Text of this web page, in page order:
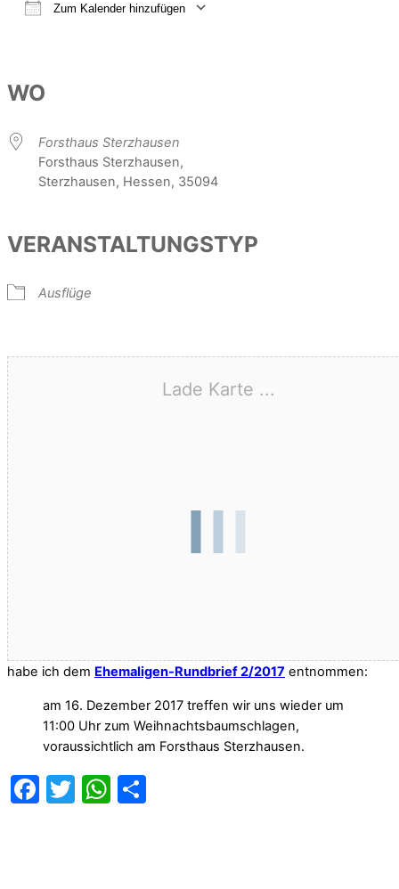
Zum Kalender hinzufügen
WO
Forsthaus Sterzhausen
Forsthaus Sterzhausen,
Sterzhausen, Hessen, 35094
VERANSTALTUNGSTYP
Ausflüge
Lade Karte ...
Den folgenden
habe ich dem Ehemaligen-Rundbrief 2/2017 entnommen:
am 16. Dezember 2017 treffen wir uns wieder um
11:00 Uhr zum Weihnachtsbaumschlagen,
voraussichtlich am Forsthaus Sterzhausen.
Facebook
TwitterWhatsApp